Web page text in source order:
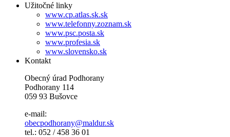
Užitočné linky
www.cp.atlas.sk.sk
www.telefonny.zoznam.sk
www.psc.posta.sk
www.profesia.sk
www.slovensko.sk
Kontakt
Obecný úrad Podhorany
Podhorany 114
059 93 Bušovce
e-mail:
obecpodhorany@maldur.sk
tel.: 052 / 458 36 01